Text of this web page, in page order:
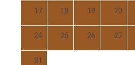
17 18 19 20
24 25 26 27
31